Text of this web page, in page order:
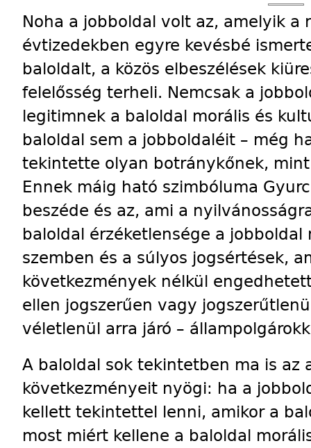
Noha a jobboldal volt az, amelyik a
évtizedekben egyre kevésbé
baloldalt, a közös elbeszélések
felelősség terheli. Nemcsak a
legitimnek a baloldal morális és
baloldal sem a jobboldaléit – még
tekintette olyan botránykőnek,
Ennek máig ható szimbóluma
beszéde és az, ami a
baloldal érzéketlensége a
szemben és a súlyos jogsértések,
következmények nélkül
ellen jogszerűen vagy
véletlenül arra járó –
A baloldal sok tekintetben ma is az
következményeit nyögi: ha a
kellett tekintettel lenni, amikor a
most miért kellene a baloldal